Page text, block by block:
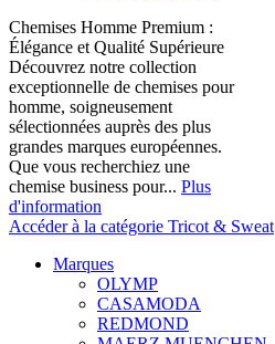
Chemises Homme Premium :
Élégance et Qualité Supérieure
Découvrez notre collection
exceptionnelle de chemises pour
homme, soigneusement
sélectionnées auprès des plus
grandes marques européennes.
Que vous recherchiez une
chemise business pour... Plus
d'information
Accéder à la catégorie Tricot & Sweat
Marques
OLYMP
CASAMODA
REDMOND